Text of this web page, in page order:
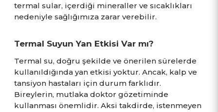
termal sular, içerdiği mineraller ve sıcaklıkları
nedeniyle sağlığımıza zarar verebilir.
Termal Suyun Yan Etkisi Var mı?
Termal su, doğru şekilde ve önerilen sürelerde
kullanıldığında yan etkisi yoktur. Ancak, kalp ve
tansiyon hastaları için durum farklıdır.
Bireylerin, mutlaka doktor gözetiminde
kullanması önemlidir. Aksi takdirde, istenmeyen